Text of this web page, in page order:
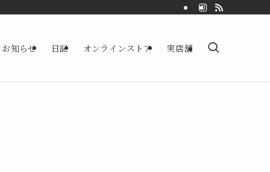
お知らせ 日記 オンラインストア 実店舗